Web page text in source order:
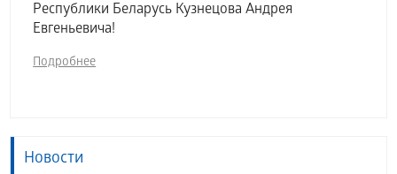
Новости
Республики Беларусь Кузнецова Андрея
Евгеньевича!
Подробнее